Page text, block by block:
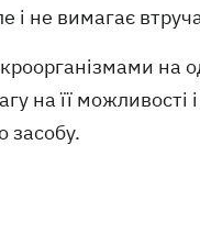
і не вимагає
на
на її можливості
засобу.